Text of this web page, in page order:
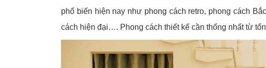
phổ biến hiện nay như phong cách retro, phong cách
cách hiện đại…. Phong cách thiết kế cần thống nhất từ